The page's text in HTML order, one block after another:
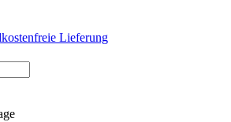
Lieferung